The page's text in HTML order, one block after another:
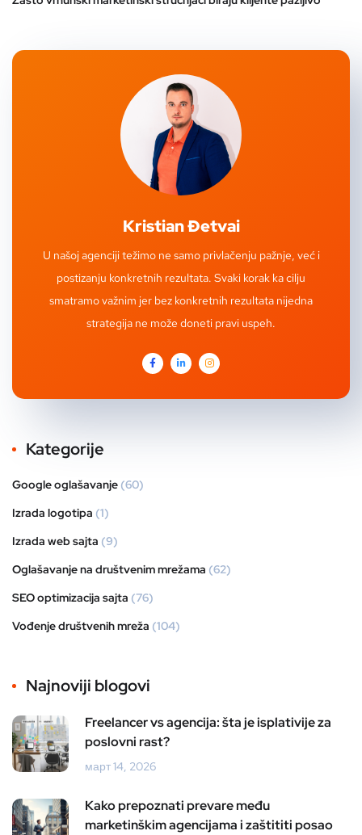
Kristian Đetvai
U našoj agenciji težimo ne samo privlačenju pažnje, već i
postizanju konkretnih rezultata. Svaki korak ka cilju
smatramo važnim jer bez konkretnih rezultata nijedna
strategija ne može doneti pravi uspeh.
Kategorije
Google oglašavanje (60)
Izrada logotipa (1)
Izrada web sajta (9)
Oglašavanje na društvenim mrežama (62)
SEO optimizacija sajta (76)
Vođenje društvenih mreža (104)
Najnoviji blogovi
Freelancer vs agencija: šta je isplativije za
poslovni rast?
март 14, 2026
Kako prepoznati prevare među
marketinškim agencijama i zaštititi posao